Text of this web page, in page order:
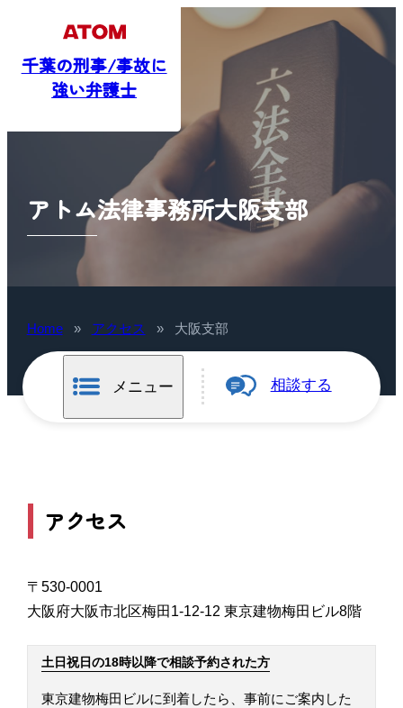
千葉の刑事/事故に
アトム法律事務所大阪支部
Home » アクセス » 大阪支部
メニュー 相談する
アクセス
〒530-0001
大阪府大阪市北区梅田1-12-12 東京建物梅田ビル8階
土日祝日の18時以降で相談予約された方
東京建物梅田ビルに到着したら、事前にご案内した